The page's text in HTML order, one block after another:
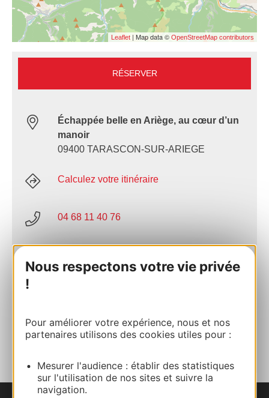
Nous respectons votre vie privée
!
Pour améliorer votre expérience, nous et nos
partenaires utilisons des cookies utiles pour :
Mesurer l'audience : établir des statistiques
sur l'utilisation de nos sites et suivre la
navigation.
Leaflet | Map data © OpenStreetMap contributors
RÉSERVER
Échappée belle en Ariège, au cœur d’un
manoir
09400 TARASCON-SUR-ARIEGE
Calculez votre itinéraire
04 68 11 40 76
AJOUTER
AU CARNET